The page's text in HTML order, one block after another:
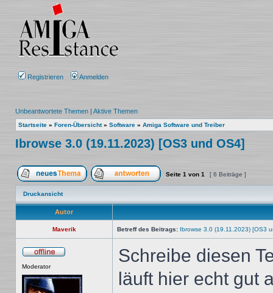
Registrieren Anmelden
Unbeantwortete Themen | Aktive Themen
Startseite » Foren-Übersicht» Software » Amiga Software und Treiber
Ibrowse 3.0 (19.11.2023) [OS3 und OS4]
Ein neues Thema erstellenAuf das Thema antworten
Seite 1 von 1 [ 6 Beiträge ]
Druckansicht
Autor
Maverik Betreff des Beitrags: Ibrowse 3.0 (19.11.2023) [OS3
Moderator
Schreibe diesen
läuft hier echt gut